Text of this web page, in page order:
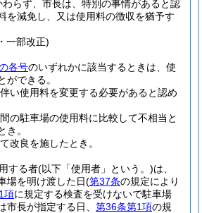
らず、市長は、特別の事情があると認
を減免し、又は使用料の徴収を猶予す
一部改正)
各号のいずれかに該当するときは、使
ができる。
い使用料を変更する必要があると認め
の駐車場の使用料に比較して不相当と
き。
改良を施したとき。
する者(以下「使用者」という。)は、
場を明け渡した日(第37条の規定により
項に規定する検査を受けないで駐車場
市長が指定する日、 第36条第1項の規